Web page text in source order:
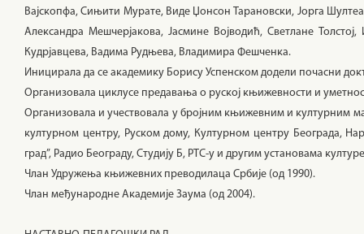
Вајскопфа, Сињити Мурате, Виде Џонсон Тарановски, Јорга
Александра Мешчерјакова, Јасмине Војводић, Светлане
Кудрјавцева, Вадима Рудњева, Владимира Фешченка.
Иницирала да се академику Борису Успенском додели почасни
Организовала циклусе предавања о руској књижевности и
Организовала и учествовала у бројним књижевним и културним
културном центру, Руском дому, Културном центру Београда,
град”, Радио Београду, Студију Б, РТС-у и другим установама
Члан Удружења књижевних преводилаца Србије (од 1990).
Члан међународне Академије Заума (од 2004).